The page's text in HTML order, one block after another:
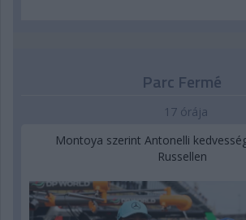
Parc Fermé
17 órája
Montoya szerint Antonelli
Russellen